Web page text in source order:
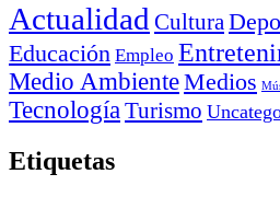
Actualidad Cultura
Educación Empleo
Medio AmbienteMedios
TecnologíaTurismo
Etiquetas